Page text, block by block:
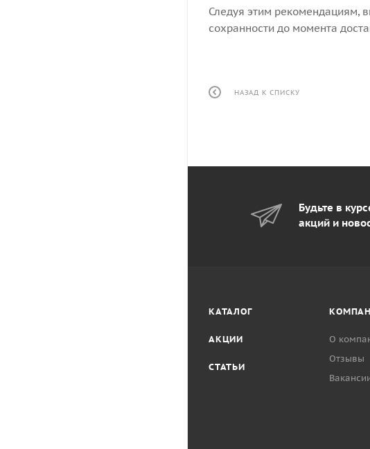
Следуя этим рекомендациям,
сохранности до момента
НАЗАД К СПИСКУ
Будьте в
акций и
КАТАЛОГ
АКЦИИ
СТАТЬИ
О
Отзывы